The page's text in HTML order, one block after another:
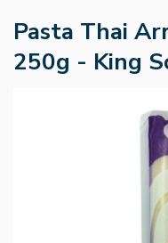
Pasta Thai
250g - King